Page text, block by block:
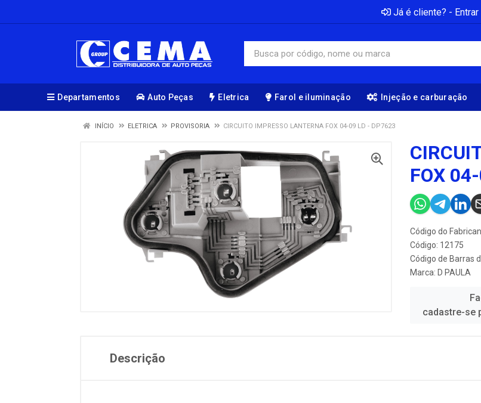
Já é cliente? - Entrar
Departamentos Auto Peças Eletrica Farol e iluminação Injeção e carburação
INÍCIO ELETRICA PROVISORIA CIRCUITO IMPRESSO LANTERNA FOX 04-09 LD - DP7623
FOX
Código do
Código: 12175
Código de Barras
Marca: D PAULA
cadastre-se
Descrição